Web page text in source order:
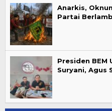
Anarkis,
Partai
Presiden BEM
Suryani, Agus